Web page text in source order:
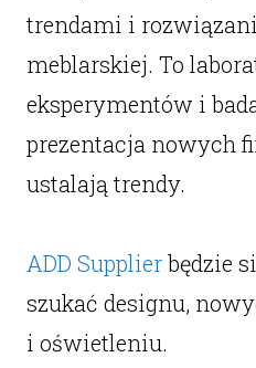
trendami i
meblarskiej. To
eksperymentów i
prezentacja nowych
ustalają trendy.
ADD Supplierbędzie
szukać designu,
i oświetleniu.